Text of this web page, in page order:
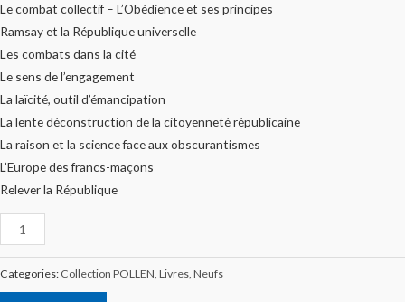
Le combat collectif – L’Obédience et ses principes
Ramsay et la République universelle
Les combats dans la cité
Le sens de l’engagement
La laïcité, outil d’émancipation
La lente déconstruction de la citoyenneté républicaine
La raison et la science face aux obscurantismes
L’Europe des francs-maçons
Relever la République
Categories: Collection POLLEN Livres Neufs